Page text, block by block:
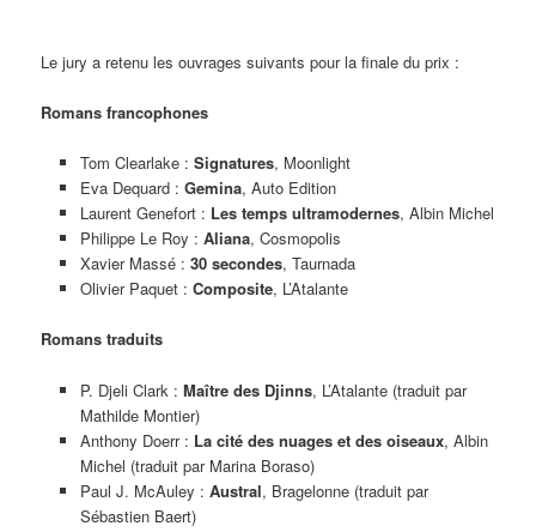
Le jury a retenu les ouvrages suivants pour la finale du prix :
Romans francophones
Tom Clearlake : Signatures, Moonlight
Eva Dequard : Gemina, Auto Edition
Laurent Genefort : Les temps ultramodernes, Albin Michel
Philippe Le Roy : Aliana, Cosmopolis
Xavier Massé : 30 secondes, Taurnada
Olivier Paquet : Composite, L’Atalante
Romans traduits
P. Djeli Clark : Maître des Djinns, L’Atalante (traduit par
Mathilde Montier)
Anthony Doerr : La cité des nuages et des oiseaux, Albin
Michel (traduit par Marina Boraso)
Paul J. McAuley : Austral, Bragelonne (traduit par
Sébastien Baert)